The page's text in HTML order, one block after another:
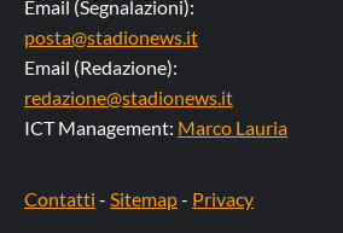
Email (Segnalazioni):
posta@stadionews.it
Email (Redazione):
redazione@stadionews.it
ICT Management: Marco Lauria
Contatti - Sitemap- Privacy